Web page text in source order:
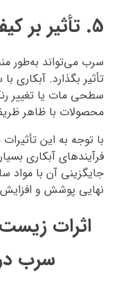
5. تأثیر بر
سرب می‌تواند به‌طور
تأثیر بگذارد.
سطحی مات یا تغییر
محصولات با ظاهر
با توجه به این
فرآیندهای آبکاری
جایگزینی آن با مواد
نهایی پوشش و
اثرات
سرب